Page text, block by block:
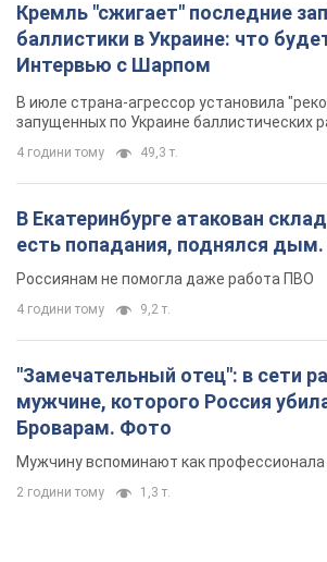
Кремль "сжигает" последние
баллистики в Украине: что
Интервью с Шарпом
В июле страна-агрессор установила
запущенных по Украине баллистических
4 години тому 49,3 т.
В Екатеринбурге атакован
есть попадания, поднялся
Россиянам не помогла даже работа ПВО
4 години тому 9,2 т.
"Замечательный отец": в сети
мужчине, которого Россия
Броварам. Фото
Мужчину вспоминают как профессионала
2 години тому 1,3 т.